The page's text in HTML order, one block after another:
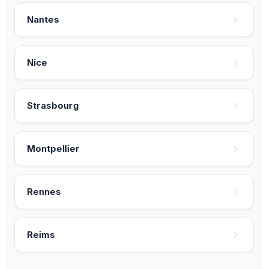
Nantes
Nice
Strasbourg
Montpellier
Rennes
Reims